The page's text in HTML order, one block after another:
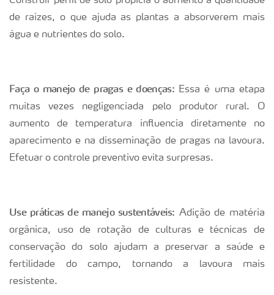
de raízes, o que ajuda as plantas a absorverem mais
água e nutrientes do solo.
Faça o manejo de pragas e doenças:Essa é uma etapa
muitas vezes negligenciada pelo produtor rural. O
aumento de temperatura influencia diretamente no
aparecimento e na disseminação de pragas na lavoura.
Efetuar o controle preventivo evita surpresas.
Use práticas de manejo sustentáveis: Adição de matéria
orgânica, uso de rotação de culturas e técnicas de
conservação do solo ajudam a preservar a saúde e
fertilidade do campo, tornando a lavoura mais
resistente.